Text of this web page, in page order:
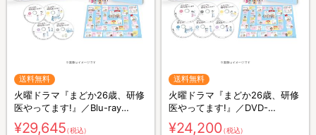
送料無料
火曜ドラマ『まどか26歳、研修
医やってます!』／Blu-ray
BOX（送料無料・4枚組）
¥29,645（税込）
送料無料
火曜ドラマ『まどか26歳、研修
医やってます!』／DVD-
BOX（送料無料・6枚組）
¥24,200（税込）